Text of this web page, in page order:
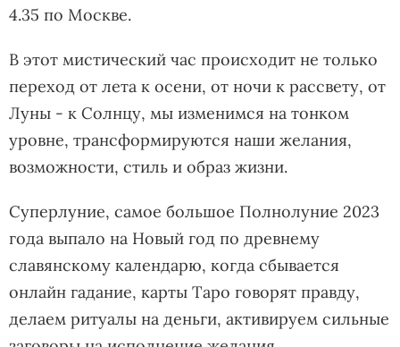
4.35 по Москве.
В этот мистический час происходит не только
переход от лета к осени, от ночи к рассвету, от
Луны - к Солнцу, мы изменимся на тонком
уровне, трансформируются наши желания,
возможности, стиль и образ жизни.
Суперлуние, самое большое Полнолуние 2023
года выпало на Новый год по древнему
славянскому календарю, когда сбывается
онлайн гадание, карты Таро говорят правду,
делаем ритуалы на деньги, активируем сильные